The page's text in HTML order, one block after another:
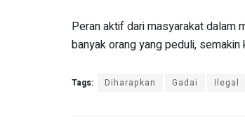
Peran aktif dari masyarakat dalam
banyak orang yang peduli,
Tags: Diharapkan Gadai Ilegal